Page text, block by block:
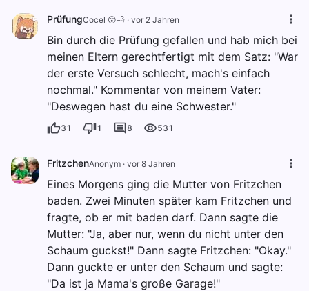
PrüfungCocel 😮💨 · vor 2 Jahren
Bin durch die Prüfung gefallen und hab mich bei
meinen Eltern gerechtfertigt mit dem Satz: "War
der erste Versuch schlecht, mach's einfach
nochmal." Kommentar von meinem Vater:
"Deswegen hast du eine Schwester."
31 1 8 531
FritzchenAnonym · vor 8 Jahren
Eines Morgens ging die Mutter von Fritzchen
baden. Zwei Minuten später kam Fritzchen und
fragte, ob er mit baden darf. Dann sagte die
Mutter: "Ja, aber nur, wenn du nicht unter den
Schaum guckst!" Dann sagte Fritzchen: "Okay."
Dann guckte er unter den Schaum und sagte:
"Da ist ja Mama's große Garage!"